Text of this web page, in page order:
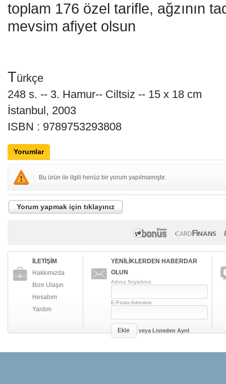
toplam 176 özel tarifle, ağzının
mevsim afiyet olsun
Türkçe
248 s. -- 3. Hamur-- Ciltsiz -- 15 x 18 cm
İstanbul, 2003
ISBN : 9789753293808
Yorumlar
Bu ürün ile ilgili henüz bir yorum yapılmamıştır.
Yorum yapmak için tıklayınız
İLETİŞİM
Hakkımızda
Bize Ulaşın
Hesabım
Yardım
YENİLİKLERDEN HABERDAR
OLUN
Adınız Soyadınız
E-Posta Adresiniz
Ekle veya Listeden Ayrıl